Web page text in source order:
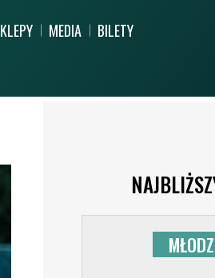
ARCHIWUM
REKORD
CERTYFIKACJA
PROCEDURY
BEZPIECZEŃSTWA
MŁODZIEŻY
MEDIA BILETY